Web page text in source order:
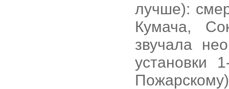
лучше):
Кумача,
звучала
установки